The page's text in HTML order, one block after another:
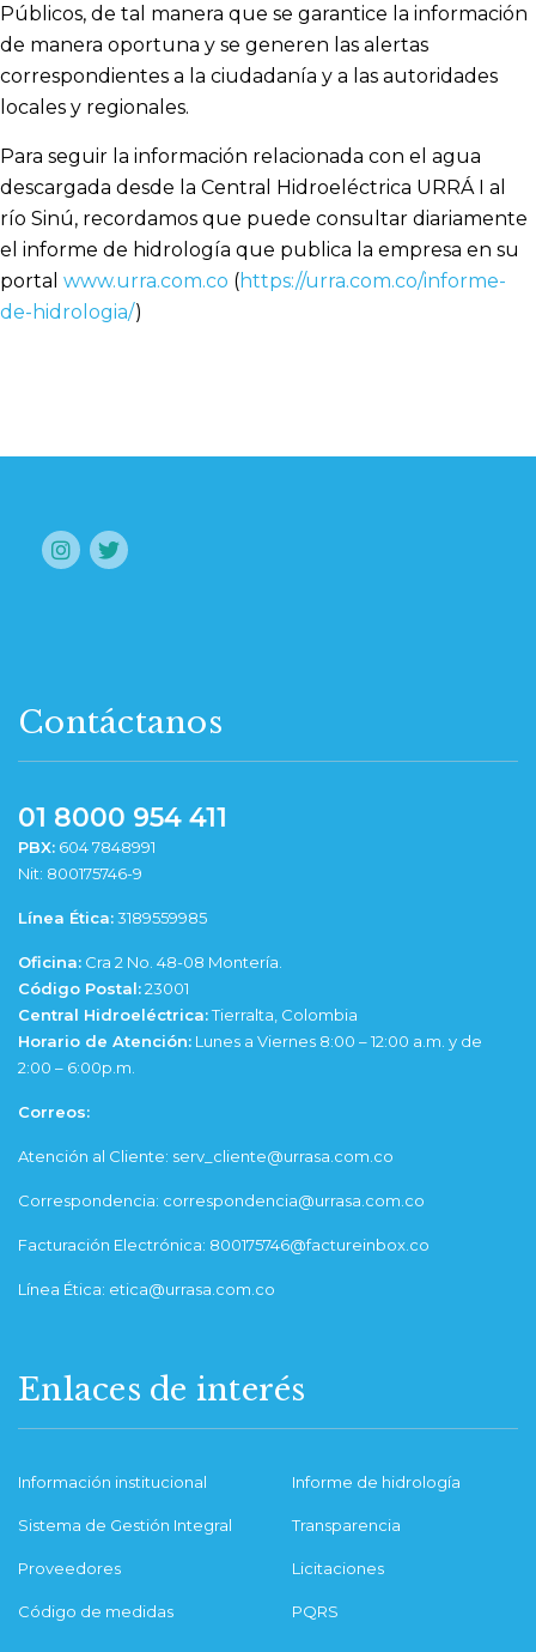
Públicos, de tal manera que se garantice la información
de manera oportuna y se generen las alertas
correspondientes a la ciudadanía y a las autoridades
locales y regionales.
Para seguir la información relacionada con el agua
descargada desde la Central Hidroeléctrica URRÁ I al
río Sinú, recordamos que puede consultar diariamente
el informe de hidrología que publica la empresa en su
portal www.urra.com.co (https://urra.com.co/informe-
de-hidrologia/)
Contáctanos
01 8000 954 411
PBX: 604 7848991
Nit: 800175746-9
Línea Ética:3189559985
Oficina: Cra 2 No. 48-08 Montería.
Código Postal:23001
Central Hidroeléctrica:Tierralta, Colombia
Horario de Atención: Lunes a Viernes 8:00 – 12:00 a.m. y de
2:00 – 6:00p.m.
Correos:
Atención al Cliente: serv_cliente@urrasa.com.co
Correspondencia: correspondencia@urrasa.com.co
Facturación Electrónica: 800175746@factureinbox.co
Línea Ética: etica@urrasa.com.co
Enlaces de interés
Información institucional Informe de hidrología
Sistema de Gestión Integral Transparencia
Proveedores Licitaciones
Código de medidas PQRS